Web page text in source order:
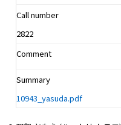
Call number
2822
Comment
Summary
10943_yasuda.pdf